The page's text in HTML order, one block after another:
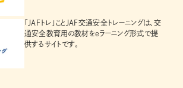
「JAFトレ」ことJAF交通安全トレーニングは、交
通安全教育用の教材をeラーニング形式で提
供するサイトです。